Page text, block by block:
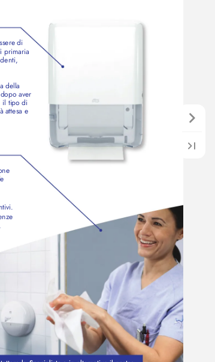
e di
primaria
della
aver
il tipo di
attesa e
e